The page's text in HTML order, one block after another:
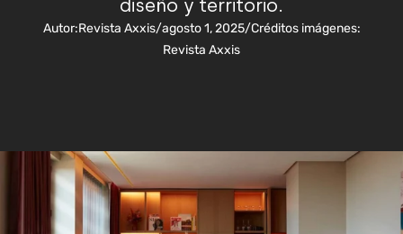
diseño y territorio.
Autor:Revista Axxis/agosto 1, 2025/Créditos imágenes:
Revista Axxis